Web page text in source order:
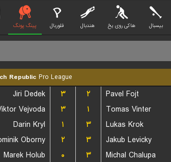
بیسبال هاکی روی یخ هندبال فلوربال پینگ پونگ
Republic Pro League
Jiri Dedek ۳ ۲ Pavel Fojt
Vejvoda
۳ ۱ Tomas Vinter
Darin Kryl
۱ ۳ Lukas Krok
Oborny
۲ ۳ Jakub Levicky
Marek Holub
۰ ۳ Michal Chalupa